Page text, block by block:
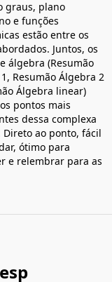
graus, plano
e funções
estão entre os
Juntos, os
álgebra (Resumão
Resumão Álgebra 2
Álgebra linear)
pontos mais
dessa complexa
Direto ao ponto, fácil
ótimo para
e relembrar para as